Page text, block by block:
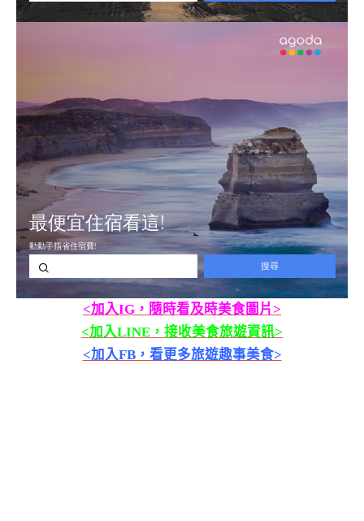
<加入IG，隨時看及時美食圖片>
<加入LINE，接收美食旅遊資訊>
<加入FB，看更多旅遊趣事美食>